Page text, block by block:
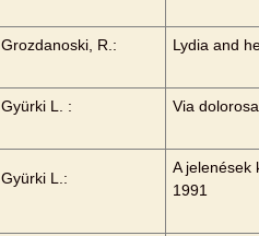
Grozdanoski, R.: Lydia and
Gyürki L. : Via
Gyürki L.:
A jelenések
1991